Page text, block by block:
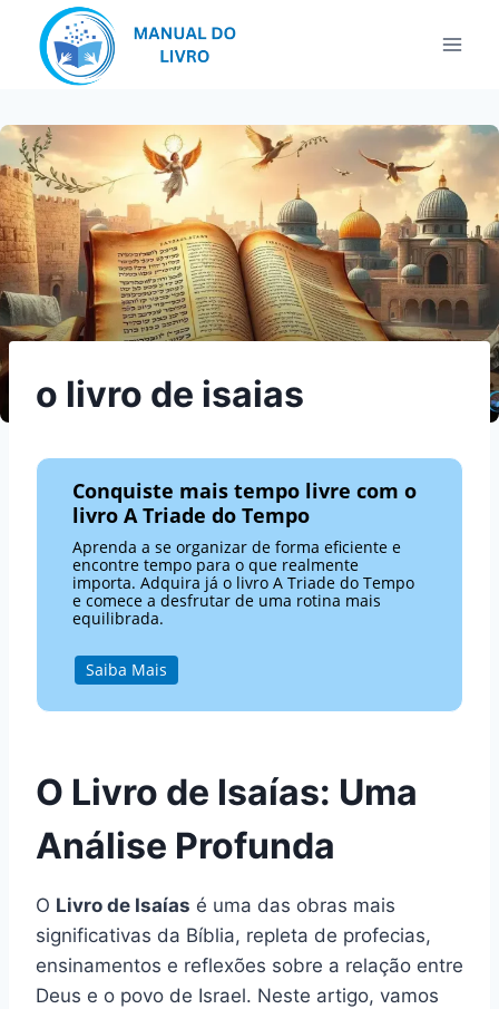
o livro de isaias
Conquiste mais tempo livre com o
livro A Triade do Tempo
Aprenda a se organizar de forma eficiente e
encontre tempo para o que realmente
importa. Adquira já o livro A Triade do Tempo
e comece a desfrutar de uma rotina mais
equilibrada.
Saiba Mais
O Livro de Isaías: Uma
Análise Profunda
O Livro de Isaías é uma das obras mais
significativas da Bíblia, repleta de profecias,
ensinamentos e reflexões sobre a relação entre
Deus e o povo de Israel. Neste artigo, vamos